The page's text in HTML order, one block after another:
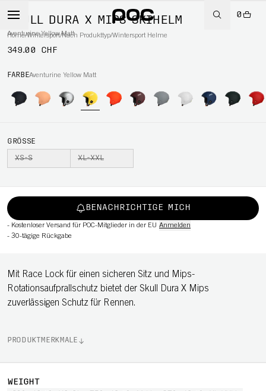
0
Home/Wintersport/Nach Produkttyp/Wintersport Helme
SKULL DURA X MIPS SKIHELM
Aventurine Yellow Matt
349.00 CHF
FARBEAventurine Yellow Matt
GRÖSSE
XS-S XL-XXL
BENACHRICHTIGE MICH
- Kostenloser Versand für POC-Mitglieder in der EU Anmelden
- 30-tägige Rückgabe
Mit Race Lock für einen sicheren Sitz und Mips-
Rotationsaufprallschutz bietet der Skull Dura X Mips
zuverlässigen Schutz für Rennen.
PRODUKTMERKMALE
WEIGHT